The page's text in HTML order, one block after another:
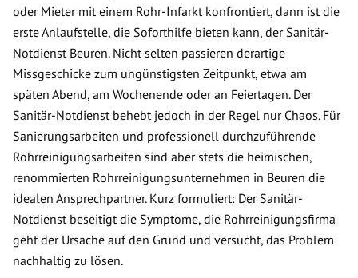
oder Mieter mit einem Rohr-Infarkt konfrontiert, dann ist die
erste Anlaufstelle, die Soforthilfe bieten kann, der Sanitär-
Notdienst Beuren. Nicht selten passieren derartige
Missgeschicke zum ungünstigsten Zeitpunkt, etwa am
späten Abend, am Wochenende oder an Feiertagen. Der
Sanitär-Notdienst behebt jedoch in der Regel nur Chaos. Für
Sanierungsarbeiten und professionell durchzuführende
Rohrreinigungsarbeiten sind aber stets die heimischen,
renommierten Rohrreinigungsunternehmen in Beuren die
idealen Ansprechpartner. Kurz formuliert: Der Sanitär-
Notdienst beseitigt die Symptome, die Rohrreinigungsfirma
geht der Ursache auf den Grund und versucht, das Problem
nachhaltig zu lösen.